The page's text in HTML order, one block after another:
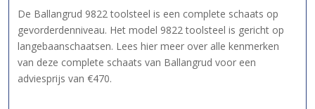
De Ballangrud 9822 toolsteel is een complete schaats op
gevorderdenniveau. Het model 9822 toolsteel is gericht op
langebaanschaatsen. Lees hier meer over alle kenmerken
van deze complete schaats van Ballangrud voor een
adviesprijs van €470.